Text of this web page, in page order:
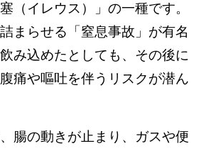
（イレウス）」の一種です。
まらせる「窒息事故」が有名
み込めたとしても、その後に
痛や嘔吐を伴うリスクが潜ん
腸の動きが止まり、ガスや便